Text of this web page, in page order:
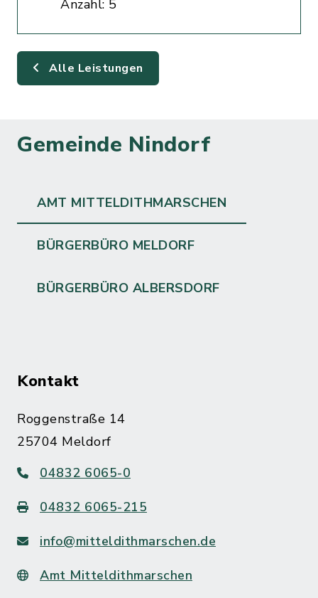
Anzahl: 5
Alle Leistungen
Gemeinde Nindorf
AMT MITTELDITHMARSCHEN
BÜRGERBÜRO MELDORF
BÜRGERBÜRO ALBERSDORF
Kontakt
Roggenstraße 14
25704 Meldorf
04832 6065-0
04832 6065-215
info@mitteldithmarschen.de
Amt Mitteldithmarschen